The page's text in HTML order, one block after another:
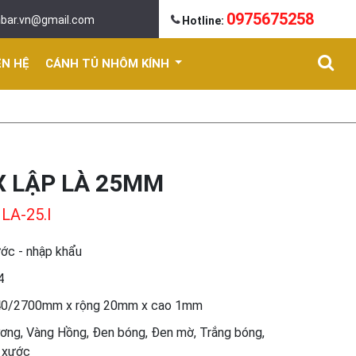
Hotline: 0975675258
HỆ CÁNH TỦ NHÔM KÍNH
LẬP LÀ 25MM
25.I
- nhập khẩu
2700mm x rộng 20mm x cao 1mm
Vàng Hồng, Đen bóng, Đen mờ, Trắng bóng,
xước